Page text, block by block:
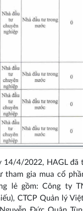
14/4/2022, HAGL đã
tham gia mua cổ
lẻ gồm: Công ty
CTCP Quản lý